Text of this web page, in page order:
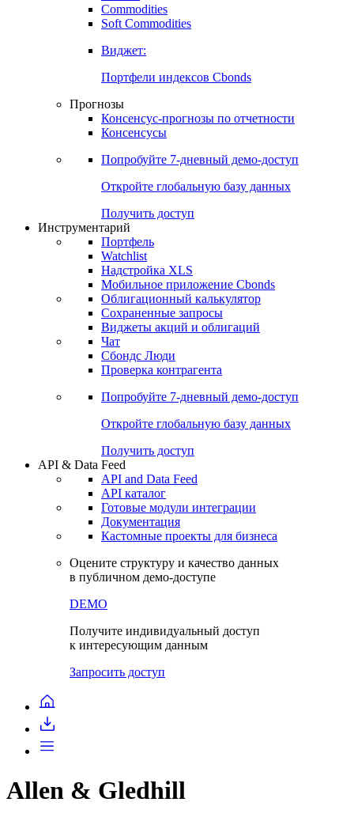
Commodities
Soft Commodities
Виджет:
Портфели индексов Cbonds
Прогнозы
Консенсус-прогнозы по отчетности
Консенсусы
Попробуйте 7-дневный демо-доступ
Откройте глобальную базу данных
Получить доступ
Инструментарий
Портфель
Watchlist
Надстройка XLS
Мобильное приложение Cbonds
Облигационный калькулятор
Сохраненные запросы
Виджеты акций и облигаций
Чат
Сбондс Люди
Проверка контрагента
Попробуйте 7-дневный демо-доступ
Откройте глобальную базу данных
Получить доступ
API & Data Feed
API and Data Feed
API каталог
Готовые модули интеграции
Документация
Кастомные проекты для бизнеса
Оцените структуру и качество данных
в публичном демо-доступе
DEMO
Получите индивидуальный доступ
к интересующим данным
Запросить доступ
Allen & Gledhill